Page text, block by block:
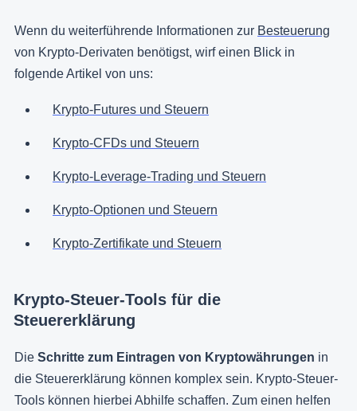
Wenn du weiterführende Informationen zur Besteuerung
von Krypto-Derivaten benötigst, wirf einen Blick in
folgende Artikel von uns:
Krypto-Futures und Steuern
Krypto-CFDs und Steuern
Krypto-Leverage-Trading und Steuern
Krypto-Optionen und Steuern
Krypto-Zertifikate und Steuern
Krypto-Steuer-Tools für die
Steuererklärung
Die Schritte zum Eintragen von Kryptowährungen in
die Steuererklärung können komplex sein. Krypto-Steuer-
Tools können hierbei Abhilfe schaffen. Zum einen helfen